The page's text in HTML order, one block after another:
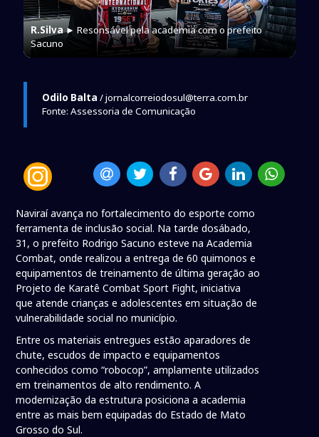
R.Silva► Resonsável pela academia com o prefeito
Sacuno
Odilo Balta / jornalcorreiodosul@terra.com.br
Fonte: Assessoria de Comunicação
Naviraí avança no fortalecimento do esporte como
ferramenta de inclusão social. Na tarde dosábado,
31, o prefeito Rodrigo Sacuno esteve na Academia
Combat, onde realizou a entrega de 60 quimonos e
equipamentos de treinamento de última geração ao
Projeto de Karatê Combat Sport Fight, iniciativa
que atende crianças e adolescentes em situação de
vulnerabilidade social no município.
Entre os materiais entregues estão aparadores de
chute, escudos de impacto e equipamentos
conhecidos como “robocop”, amplamente utilizados
em treinamentos de alto rendimento. A
modernização da estrutura posiciona a academia
entre as mais bem equipadas do Estado de Mato
Grosso do Sul.